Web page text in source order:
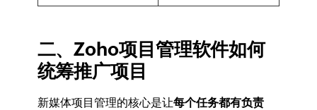
二、Zoho项目管理软件如何
统筹推广项目
新媒体项目管理的核心是让每个任务都有负责